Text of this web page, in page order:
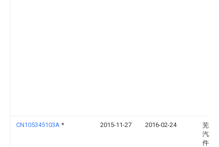
CN105345103A * 2015-11-27 2016-02-24
芜湖
汽车
件有